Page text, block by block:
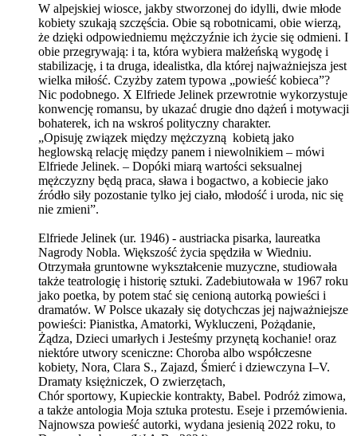
W alpejskiej wiosce, jakby stworzonej do idylli, dwie młode
kobiety szukają szczęścia. Obie są robotnicami, obie wierzą,
że dzięki odpowiedniemu mężczyźnie ich życie się odmieni. I
obie przegrywają: i ta, która wybiera małżeńską wygodę i
stabilizację, i ta druga, idealistka, dla której najważniejsza jest
wielka miłość. Czyżby zatem typowa „powieść kobieca”?
Nic podobnego. X Elfriede Jelinek przewrotnie wykorzystuje
konwencję romansu, by ukazać drugie dno dążeń i motywacji
bohaterek, ich na wskroś polityczny charakter.
„Opisuję związek między mężczyzną kobietą jako
heglowską relację między panem i niewolnikiem – mówi
Elfriede Jelinek. – Dopóki miarą wartości seksualnej
mężczyzny będą praca, sława i bogactwo, a kobiecie jako
źródło siły pozostanie tylko jej ciało, młodość i uroda, nic się
nie zmieni”.
Elfriede Jelinek (ur. 1946) - austriacka pisarka, laureatka
Nagrody Nobla. Większość życia spędziła w Wiedniu.
Otrzymała gruntowne wykształcenie muzyczne, studiowała
także teatrologię i historię sztuki. Zadebiutowała w 1967 roku
jako poetka, by potem stać się cenioną autorką powieści i
dramatów. W Polsce ukazały się dotychczas jej najważniejsze
powieści: Pianistka, Amatorki, Wykluczeni, Pożądanie,
Żądza, Dzieci umarłych i Jesteśmy przynętą kochanie! oraz
niektóre utwory sceniczne: Choroba albo współczesne
kobiety, Nora, Clara S., Zajazd, Śmierć i dziewczyna I–V.
Dramaty księżniczek, O zwierzętach,
Chór sportowy, Kupieckie kontrakty, Babel. Podróż zimowa,
a także antologia Moja sztuka protestu. Eseje i przemówienia.
Najnowsza powieść autorki, wydana jesienią 2022 roku, to